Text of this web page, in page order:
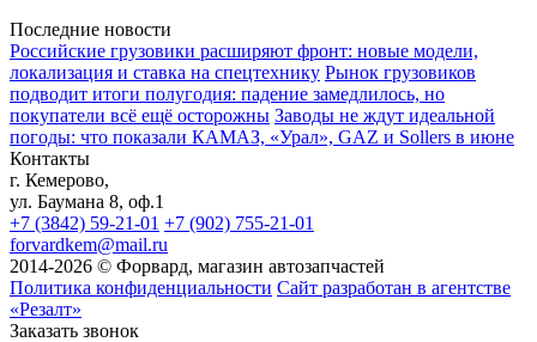
Последние новости
Российские грузовики расширяют фронт: новые модели,
локализация и ставка на спецтехнику Рынок грузовиков
подводит итоги полугодия: падение замедлилось, но
покупатели всё ещё осторожны Заводы не ждут идеальной
погоды: что показали КАМАЗ, «Урал», GAZ и Sollers в июне
Контакты
г. Кемерово,
ул. Баумана 8, оф.1
+7 (3842) 59-21-01 +7 (902) 755-21-01
forvardkem@mail.ru
2014-2026 © Форвард, магазин автозапчастей
Политика конфиденциальности Сайт разработан в агентстве
«Резалт»
Заказать звонок